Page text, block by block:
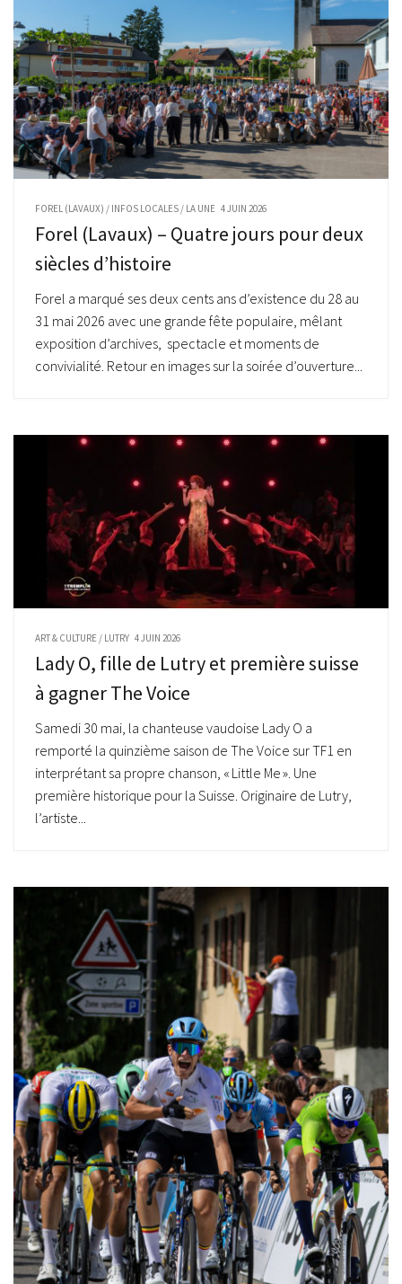
FOREL (LAVAUX) / INFOS LOCALES / LA UNE 4 JUIN 2026
Forel (Lavaux) – Quatre jours pour deux
siècles d’histoire
Forel a marqué ses deux cents ans d’existence du 28 au
31 mai 2026 avec une grande fête populaire, mêlant
exposition d’archives, spectacle et moments de
convivialité. Retour en images sur la soirée d’ouverture...
ART & CULTURE / LUTRY 4 JUIN 2026
Lady O, fille de Lutry et première suisse
à gagner The Voice
Samedi 30 mai, la chanteuse vaudoise Lady O a
remporté la quinzième saison de The Voice sur TF1 en
interprétant sa propre chanson, « Little Me ». Une
première historique pour la Suisse. Originaire de Lutry,
l’artiste...